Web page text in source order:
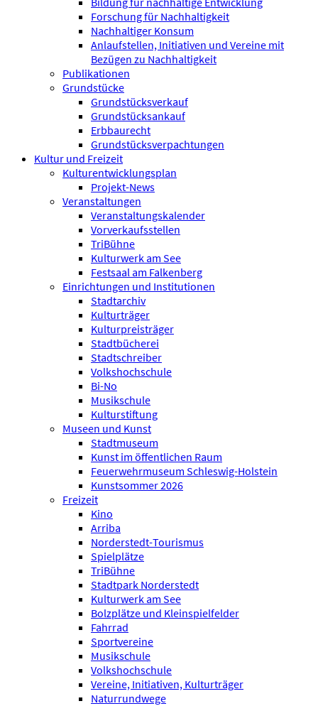
Forschung für Nachhaltigkeit
Nachhaltiger Konsum
Anlaufstellen, Initiativen und Vereine mit
Bezügen zu Nachhaltigkeit
Publikationen
Grundstücke
Grundstücksverkauf
Grundstücksankauf
Erbbaurecht
Grundstücksverpachtungen
Kultur und Freizeit
Kulturentwicklungsplan
Projekt-News
Veranstaltungen
Veranstaltungskalender
Vorverkaufsstellen
TriBühne
Kulturwerk am See
Festsaal am Falkenberg
Einrichtungen und Institutionen
Stadtarchiv
Kulturträger
Kulturpreisträger
Stadtbücherei
Stadtschreiber
Volkshochschule
Bi-No
Musikschule
Kulturstiftung
Museen und Kunst
Stadtmuseum
Kunst im öffentlichen Raum
Feuerwehrmuseum Schleswig-Holstein
Kunstsommer 2026
Freizeit
Kino
Arriba
Norderstedt-Tourismus
Spielplätze
TriBühne
Stadtpark Norderstedt
Kulturwerk am See
Bolzplätze und Kleinspielfelder
Fahrrad
Sportvereine
Musikschule
Volkshochschule
Vereine, Initiativen, Kulturträger
Naturrundwege